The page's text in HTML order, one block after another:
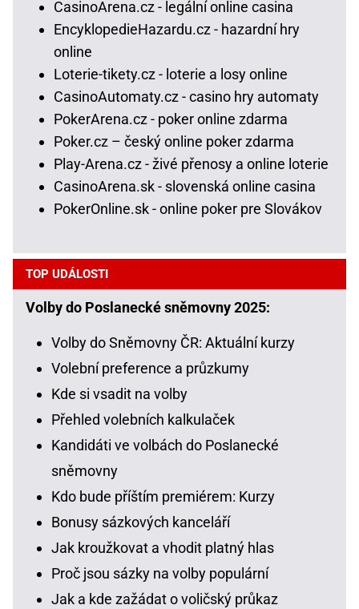
CasinoArena.cz - legální online casina
EncyklopedieHazardu.cz - hazardní hry
online
Loterie-tikety.cz - loterie a losy online
CasinoAutomaty.cz - casino hry automaty
PokerArena.cz - poker online zdarma
Poker.cz – český online poker zdarma
Play-Arena.cz - živé přenosy a online loterie
CasinoArena.sk - slovenská online casina
PokerOnline.sk - online poker pre Slovákov
TOP UDÁLOSTI
Volby do Poslanecké sněmovny 2025:
Volby do Sněmovny ČR: Aktuální kurzy
Volební preference a průzkumy
Kde si vsadit na volby
Přehled volebních kalkulaček
Kandidáti ve volbách do Poslanecké
sněmovny
Kdo bude příštím premiérem: Kurzy
Bonusy sázkových kanceláří
Jak kroužkovat a vhodit platný hlas
Proč jsou sázky na volby populární
Jak a kde zažádat o voličský průkaz